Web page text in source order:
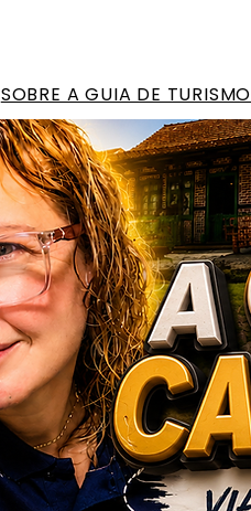
SOBRE A GUIA DE TURISMO